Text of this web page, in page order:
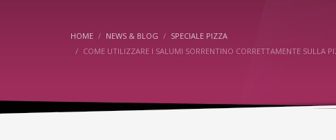
HOME NEWS & BLOG
SPECIALE PIZZA
COME UTILIZZARE I SALUMI SORRENTINO CORRETTAMENTE SULLA